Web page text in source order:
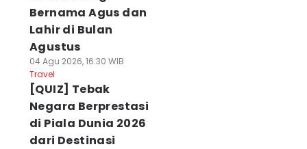
Bernama Agus dan
Lahir di Bulan
Agustus
04 Agu 2026, 16:30 WIB
Travel
[QUIZ] Tebak
Negara Berprestasi
di Piala Dunia 2026
dari Destinasi